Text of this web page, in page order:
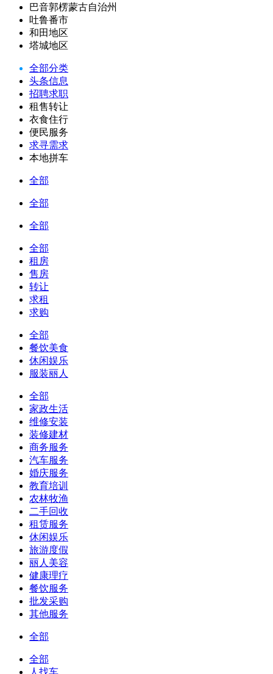
巴音郭楞蒙古自治州
吐鲁番市
和田地区
塔城地区
全部分类
头条信息
招聘求职
租售转让
衣食住行
便民服务
求寻需求
本地拼车
全部
全部
全部
全部
租房
售房
转让
求租
求购
全部
餐饮美食
休闲娱乐
服装丽人
全部
家政生活
维修安装
装修建材
商务服务
汽车服务
婚庆服务
教育培训
农林牧渔
二手回收
租赁服务
休闲娱乐
旅游度假
丽人美容
健康理疗
餐饮服务
批发采购
其他服务
全部
全部
人找车